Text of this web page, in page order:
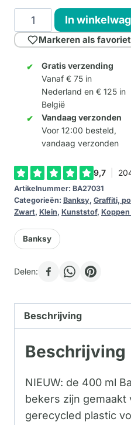
Banksy
Reisbeker
in
RPET
Flowerthrower
aantal
In
Markeren als favoriet
Gratis verzending
Vanaf € 75 in
Nederland en € 125 in
België
Vandaag verzonden
Voor 12:00 besteld,
vandaag verzonden
Artikelnummer: BA27031
Categorieën: Banksy, Graffiti,
Zwart, Klein, Kunststof,
Banksy
Delen:
Beschrijving
Beschrijving
NIEUW: de 400 ml
bekers zijn gemaakt
gerecycled plastic